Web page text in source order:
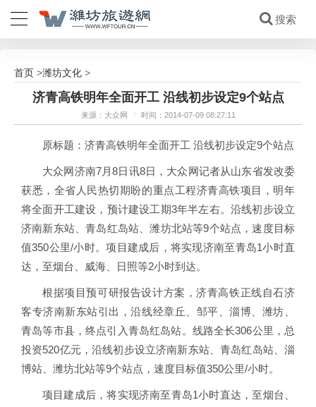
首页 >潍坊文化 >
济青高铁明年全面开工 沿线初步设定9个站点
来源：大众网 / 时间：2014-07-09 08:27:11
原标题：济青高铁明年全面开工 沿线初步设定9个站点
大众网济南7月8日讯8日，大众网记者从山东省发改委
获悉，全省人民热切期盼的重点工程济青高铁项目，明年
将全面开工建设，预计建设工期3年半左右。沿线初步设立
济南新东站、青岛红岛站、潍坊北站等9个站点，速度目标
值350公里/小时。项目建成后，将实现济南至青岛1小时直
达，至烟台、威海、日照等2小时到达。
根据项目预可研报告设计方案，济青高铁正线自石济
客专济南新东站引出，沿线经章丘、邹平、淄博、潍坊、
青岛等市县，终点引入青岛红岛站。线路全长306公里，总
投资520亿元，沿线初步设立济南新东站、青岛红岛站、淄
博站、潍坊北站等9个站点，速度目标值350公里/小时。
项目建成后，将实现济南至青岛1小时直达，至烟台、